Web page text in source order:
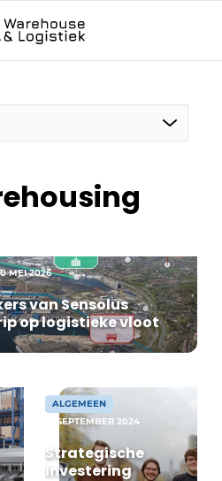
EN
MEI 2026
van Sensolus
op logistieke vloot
ALGEMEEN
17 SEPTEMBER 2024
Strategische
investering